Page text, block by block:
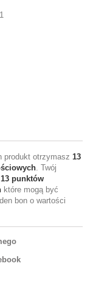
produkt otrzymasz 13
. Twój
13 punktów
które mogą być
bon o wartości